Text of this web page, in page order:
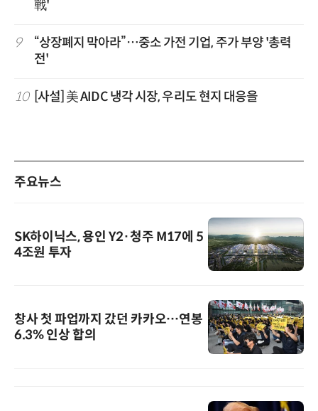
戰'
9
“상장폐지 막아라”…중소 가전 기업, 주가 부양 '총력
전'
10 [사설] 美 AIDC 냉각 시장, 우리도 현지 대응을
주요뉴스
SK하이닉스, 용인 Y2·청주 M17에 5
4조원 투자
창사 첫 파업까지 갔던 카카오…연봉
6.3% 인상 합의